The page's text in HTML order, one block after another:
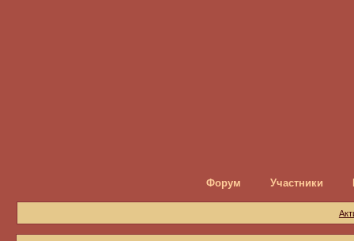
Форум Участники